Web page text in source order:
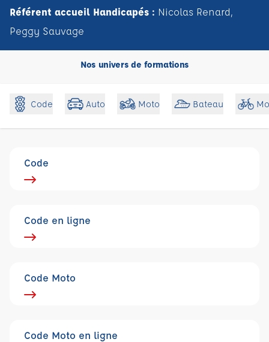
Référent accueil Handicapés : Nicolas Renard,
Peggy Sauvage
Nos univers de formations
Code Auto Moto Bateau
Code
Code en ligne
Code Moto
Code Moto en ligne